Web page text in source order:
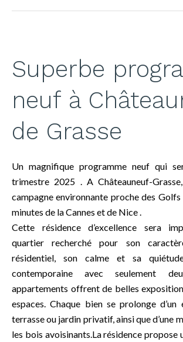
Superbe
neuf à
de Grasse
Un magnifique programme neuf qui
trimestre 2025 . A Châteauneuf-
campagne environnante proche des
minutes de la Cannes et de Nice .
Cette résidence d’excellence sera
quartier recherché pour son
résidentiel, son calme et sa
contemporaine avec seulement
appartements offrent de belles
espaces. Chaque bien se prolonge d’un
terrasse ou jardin privatif, ainsi que d’une
les bois avoisinants.La résidence propose